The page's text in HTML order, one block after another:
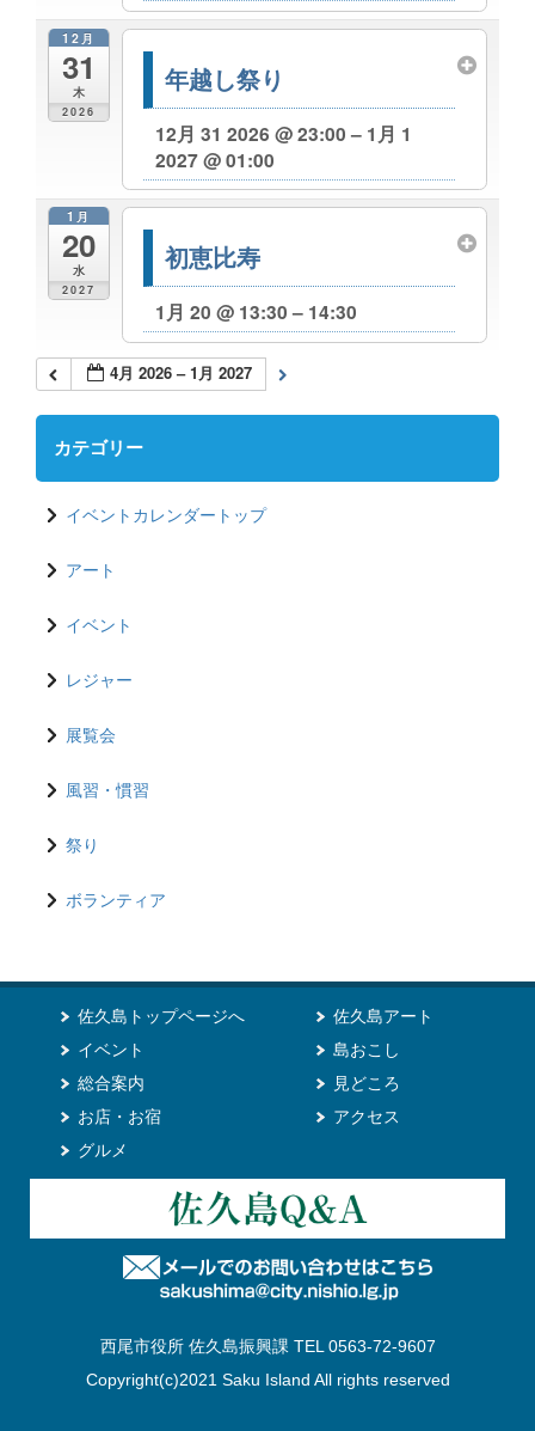
12月
31
木
2026
年越し祭り
12月 31 2026 @ 23:00 – 1月 1
2027 @ 01:00
1月
20
水
2027
初恵比寿
1月 20 @ 13:30 – 14:30
4月 2026 – 1月 2027
カテゴリー
イベントカレンダートップ
アート
イベント
レジャー
展覧会
風習・慣習
祭り
ボランティア
佐久島トップページへ
イベント
総合案内
お店・お宿
グルメ
佐久島アート
島おこし
見どころ
アクセス
西尾市役所 佐久島振興課 TEL 0563-72-9607
Copyright(c)2021 Saku Island All rights reserved